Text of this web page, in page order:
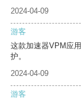
2024-04-09
游客
这款加速器VPM应
护。
2024-04-09
游客